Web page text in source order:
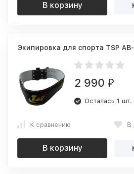
В корзину
Экипировка для спорта TSP
2 990 ₽
Осталась 1 шт.
К сравнению В
В корзину